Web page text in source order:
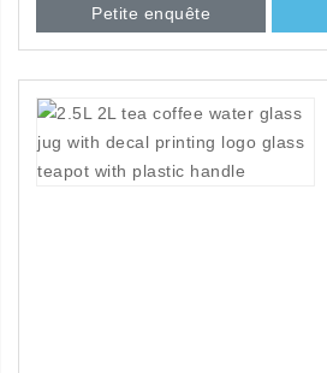
Petite enquête